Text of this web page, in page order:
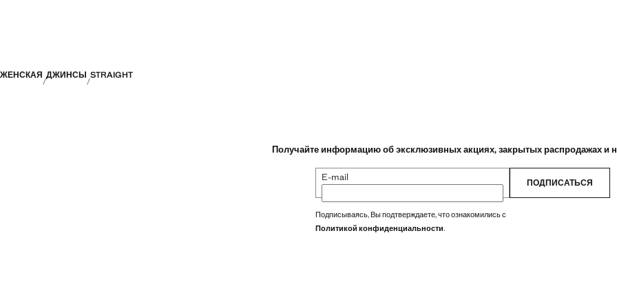
ЖЕНСКАЯ ДЖИНСЫ STRAIGHT
Получайте информацию об эксклюзивных акциях, закрытых распродажах и
E-mail ПОДПИСАТЬСЯ
Подписываясь, Вы подтверждаете, что ознакомились с
Политикой конфиденциальности.